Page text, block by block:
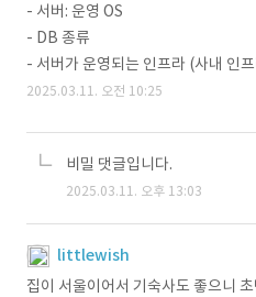
- 서버: 운영 OS
- DB 종류
- 서버가 운영되는 인프라 (사내 인
2025.03.11. 오전 10:25
비밀 댓글입니다.
2025.03.11. 오후 13:03
littlewish
집이 서울이어서 기숙사도 좋으니